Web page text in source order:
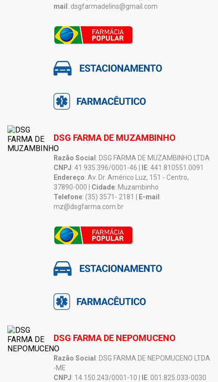
mail : dsgfarmadelins@gmail.com
DSG FARMA DE MUZAMBINHO
Razão Social : DSG FARMA DE MUZAMBINHO LTDA
CNPJ: 41.935.396/0001-46 | IE: 441.810551.0091
Endereço: Av. Dr. Américo Luz, 151 - Centro,
37890-000 | Cidade: Muzambinho
Telefone: (35) 3571- 2181 | E-mail :
mz@dsgfarma.com.br
DSG FARMA DE NEPOMUCENO
Razão Social : DSG FARMA DE NEPOMUCENO LTDA
-ME
CNPJ: 14.150.243/0001-10 | IE: 001.825.033-0030